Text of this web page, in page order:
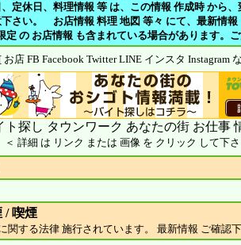
定休日、料理情報 等 は、この情報 作成時 から
い。 お店情報 料理 地図 等々 にて、最新情報
定 の お店情報 も含まれている場合があります。
[ お店 FB Facebook Twitter LINE インスタ Instagram
ト探し タウンワーク あなたの街 お仕事
＜ 詳細 は リンク または 画像 を クリック して下
/ 喫煙
関する法律 施行されています。 最新情報 ご確認